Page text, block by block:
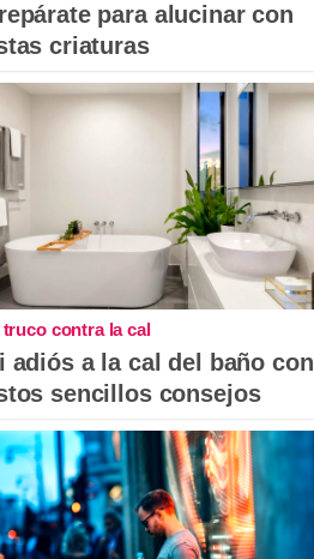
para alucinar con
criaturas
truco contra la cal
adiós a la cal del baño con
sencillos consejos